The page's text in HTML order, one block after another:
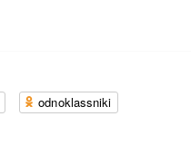
odnoklassniki